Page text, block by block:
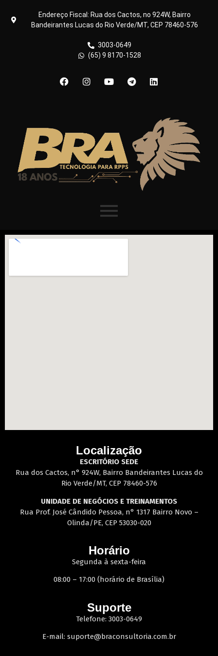
Endereço Fiscal: Rua dos Cactos, no 924W, Bairro
Bandeirantes Lucas do Rio Verde/MT, CEP 78460-576
3003-0649
(65) 9 8170-1528
Localização
ESCRITÓRIO SEDE
Rua dos Cactos, n° 924W, Bairro Bandeirantes Lucas do
Rio Verde/MT, CEP 78460-576
UNIDADE DE NEGÓCIOS E TREINAMENTOS
Rua Prof. José Cândido Pessoa, n° 1317 Bairro Novo –
Olinda/PE, CEP 53030-020
Horário
Segunda à sexta-feira
08:00 – 17:00 (horário de Brasília)
Suporte
Telefone: 3003-0649
E-mail: suporte@braconsultoria.com.br